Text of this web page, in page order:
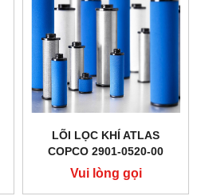
LÕI LỌC KHÍ ATLAS
COPCO 2901-0520-00
Vui lòng gọi